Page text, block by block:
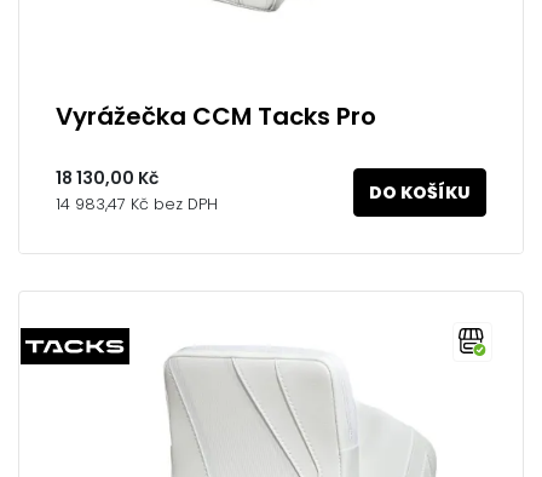
Vyrážečka CCM Tacks Pro
18 130,00 Kč
14 983,47 Kč bez DPH DO KOŠÍKU